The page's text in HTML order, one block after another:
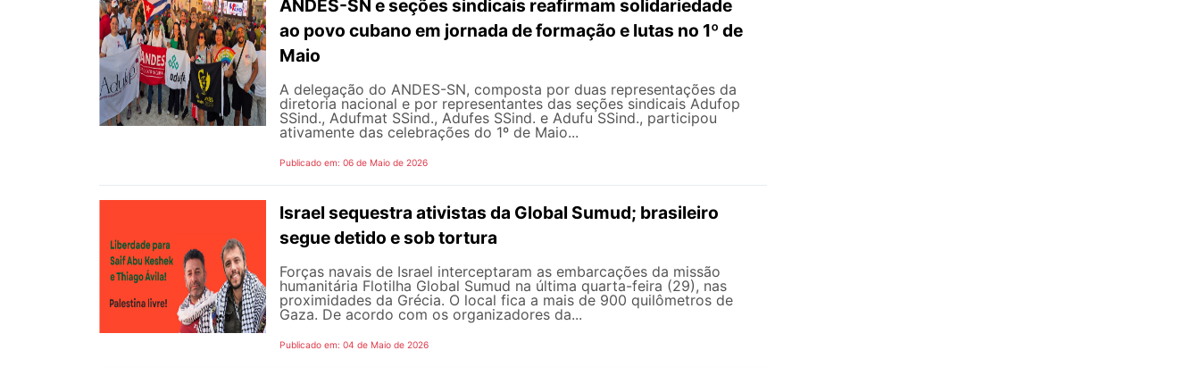
ANDES-SN e seções sindicais reafirmam solidariedade
ao povo cubano em jornada de formação e lutas no 1º de
Maio
A delegação do ANDES-SN, composta por duas representações da
diretoria nacional e por representantes das seções sindicais Adufop
SSind., Adufmat SSind., Adufes SSind. e Adufu SSind., participou
ativamente das celebrações do 1º de Maio...
Publicado em: 06 de Maio de 2026
Israel sequestra ativistas da Global Sumud; brasileiro
segue detido e sob tortura
Forças navais de Israel interceptaram as embarcações da missão
humanitária Flotilha Global Sumud na última quarta-feira (29), nas
proximidades da Grécia. O local fica a mais de 900 quilômetros de
Gaza. De acordo com os organizadores da...
Publicado em: 04 de Maio de 2026